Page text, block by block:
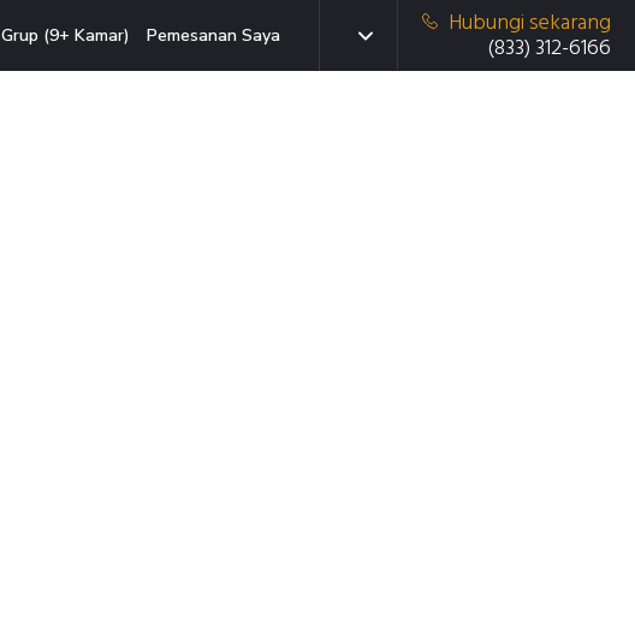
Grup (9+ Kamar) Pemesanan Saya
Hubungi sekarang
(833) 312-6166